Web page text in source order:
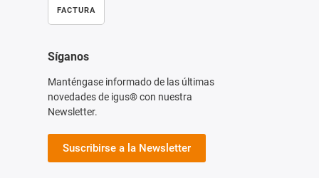
FACTURA
Síganos
Manténgase informado de las últimas
novedades de igus® con nuestra
Newsletter.
Suscribirse a la Newsletter